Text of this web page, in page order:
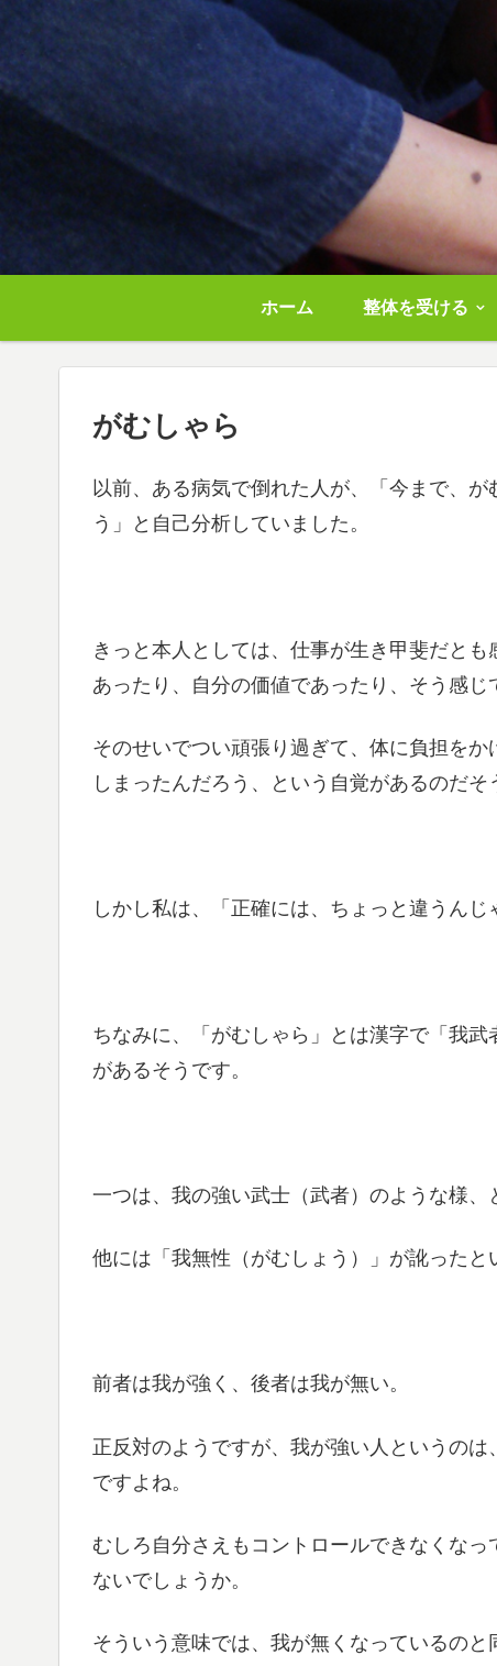
ホーム 整体を受ける
がむしゃら
以前、ある病気で倒れた人が、「今まで、
う」と自己分析していました。
きっと本人としては、仕事が生き甲斐だと
あったり、自分の価値であったり、そう感じ
そのせいでつい頑張り過ぎて、体に負担を
しまったんだろう、という自覚があるのだそ
しかし私は、「正確には、ちょっと違うんじ
ちなみに、「がむしゃら」とは漢字で「我
があるそうです。
一つは、我の強い武士（武者）のような様、
他には「我無性（がむしょう）」が訛ったと
前者は我が強く、後者は我が無い。
正反対のようですが、我が強い人というの
ですよね。
むしろ自分さえもコントロールできなくな
ないでしょうか。
そういう意味では、我が無くなっているのと